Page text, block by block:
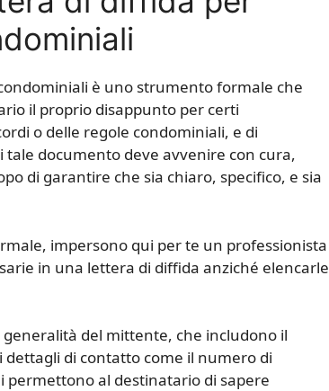
è uno strumento formale che
il proprio disappunto per certi
o delle regole condominiali, e di
documento deve avvenire con cura,
di garantire che sia chiaro, specifico, e sia
impersono qui per te un professionista
in una lettera di diffida anziché elencarle
del mittente, che includono il
dettagli di contatto come il numero di
permettono al destinatario di sapere